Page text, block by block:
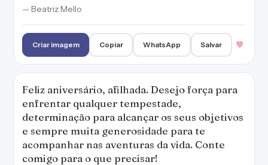
— Beatriz Mello
Criar imagem Copiar WhatsApp Salvar
Feliz aniversário, afilhada. Desejo força para
enfrentar qualquer tempestade,
determinação para alcançar os seus objetivos
e sempre muita generosidade para te
acompanhar nas aventuras da vida. Conte
comigo para o que precisar!